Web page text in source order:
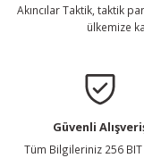
Akıncılar Taktik, taktik
ülkemize
Güvenli
Tüm Bilgileriniz 256 BIT